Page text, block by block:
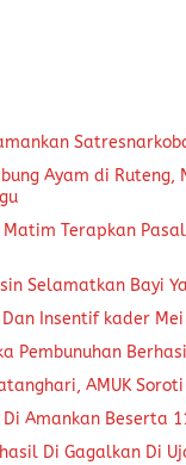
Ayam di
Terapkan
Selamatkan Bayi
Dan Insentif kader
Pembunuhan
AMUK
Amankan Beserta
Di Gagalkan Di